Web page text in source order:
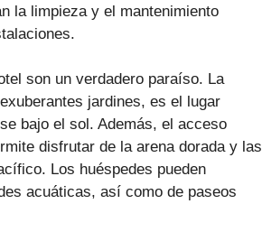
la limpieza y el mantenimiento
son un verdadero paraíso. La
jardines, es el lugar
bajo el sol. Además, el acceso
disfrutar de la arena dorada y las
Los huéspedes pueden
acuáticas, así como de paseos